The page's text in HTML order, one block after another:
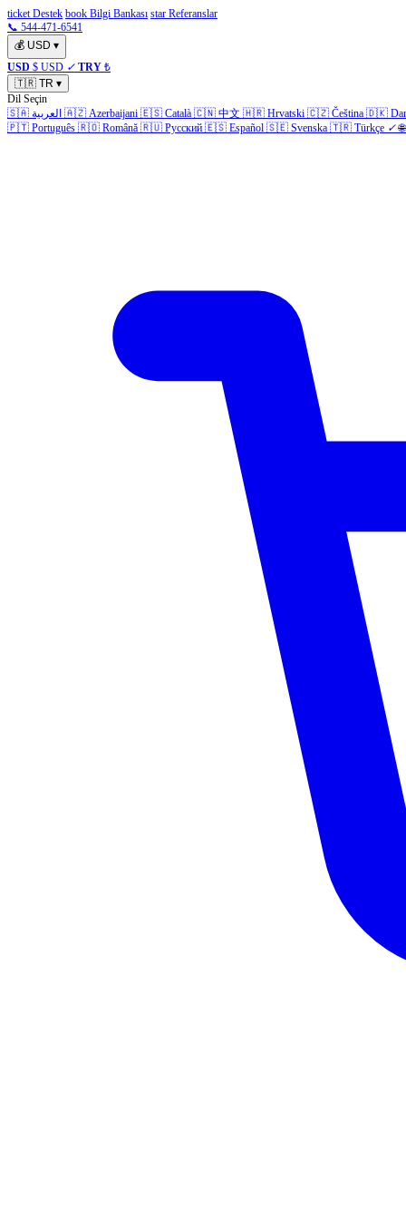
ticket Destek book Bilgi Bankası star Referanslar
📞 544-471-6541
💰 USD ▾
USD $ USD ✓ TRY ₺
🇹🇷 TR ▾
Dil Seçin
🇸🇦 العربية 🇦🇿 Azerbaijani 🇪🇸 Català 🇨🇳 中文 🇭🇷 Hrvatski 🇨🇿 Čeština 🇩🇰
🇵🇹 Português 🇷🇴 Română 🇷🇺 Русский 🇪🇸 Español 🇸🇪 Svenska 🇹🇷 Türkçe ✓ 🌐